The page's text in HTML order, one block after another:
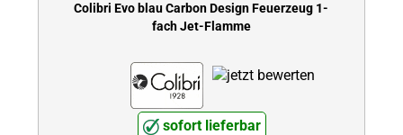
Colibri Evo blau Carbon Design Feuerzeug 1-
fach Jet-Flamme
sofort lieferbar